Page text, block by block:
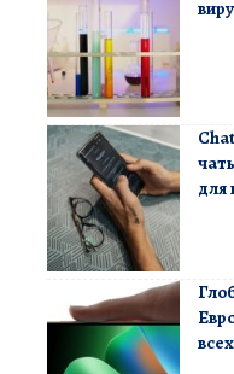
для